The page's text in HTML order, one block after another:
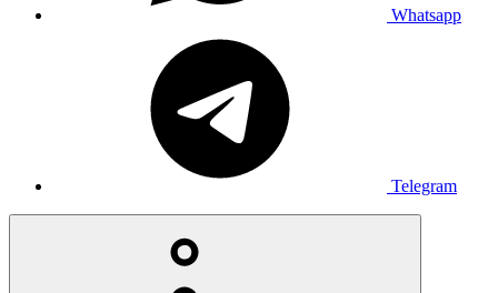
Whatsapp
Telegram